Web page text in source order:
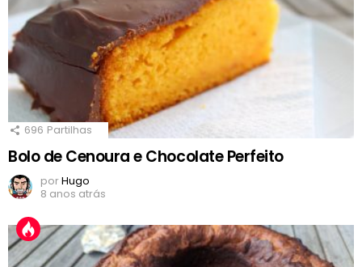
696 Partilhas
Bolo de Cenoura e Chocolate Perfeito
porHugo
8 anos atrás